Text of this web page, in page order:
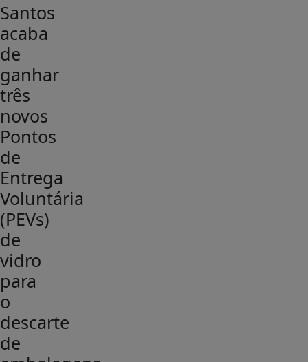
Santos
acaba
de
ganhar
três
novos
Pontos
de
Entrega
Voluntária
(PEVs)
de
vidro
para
o
descarte
de